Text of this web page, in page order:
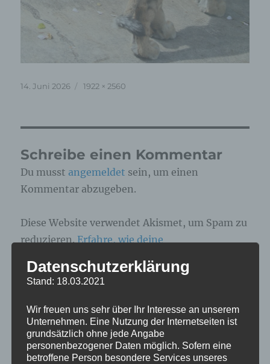
Veröffentlicht
14. Juni 2026 Originalgröße
1922 × 2560
Schreibe einen Kommentar
Du musst angemeldet sein, um einen
Kommentar abzugeben.
Diese Website verwendet Akismet, um Spam zu
reduzieren.Erfahre, wie deine
Beitragsnavigation
VERÖFFENTLICHT IN
IMG_7130_mL
Datenschutzerklärung
Stand: 18.03.2021
Wir freuen uns sehr über Ihr Interesse an unserem
Unternehmen. Eine Nutzung der Internetseiten ist
grundsätzlich ohne jede Angabe
personenbezogener Daten möglich. Sofern eine
betroffene Person besondere Services unseres